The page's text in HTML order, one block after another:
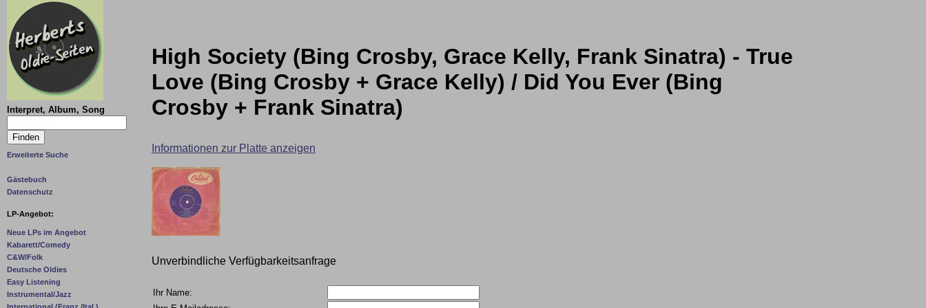
Interpret, Album, Song
Erweiterte Suche
Gästebuch
Datenschutz
LP-Angebot:
Neue LPs im Angebot
Kabarett/Comedy
C&W/Folk
Deutsche Oldies
Easy Listening
Instrumental/Jazz
High Society (Bing Crosby, Grace Kelly, Frank Sinatra) - True
Love (Bing Crosby + Grace Kelly) / Did You Ever (Bing
Crosby + Frank Sinatra)
Informationen zur Platte anzeigen
Unverbindliche Verfügbarkeitsanfrage
Ihr Name: